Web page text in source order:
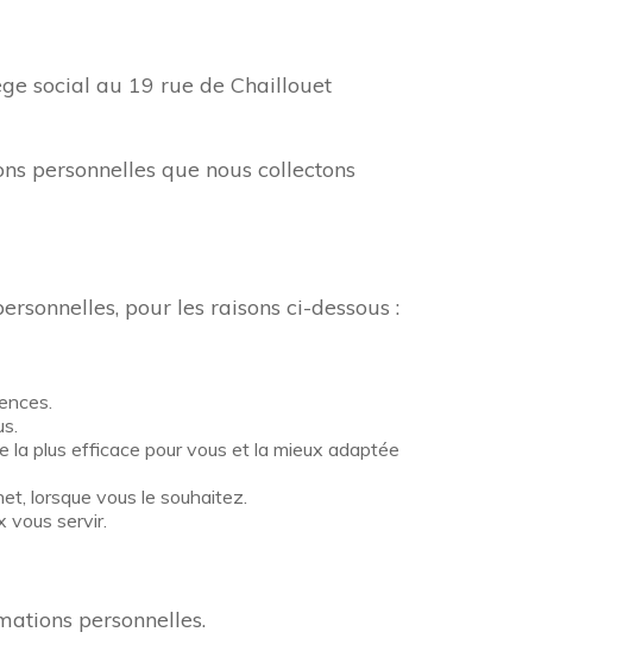
social au 19 rue de Chaillouet
personnelles que nous collectons
pour les raisons ci-dessous :
plus efficace pour vous et la mieux adaptée
lorsque vous le souhaitez.
vous servir.
personnelles.